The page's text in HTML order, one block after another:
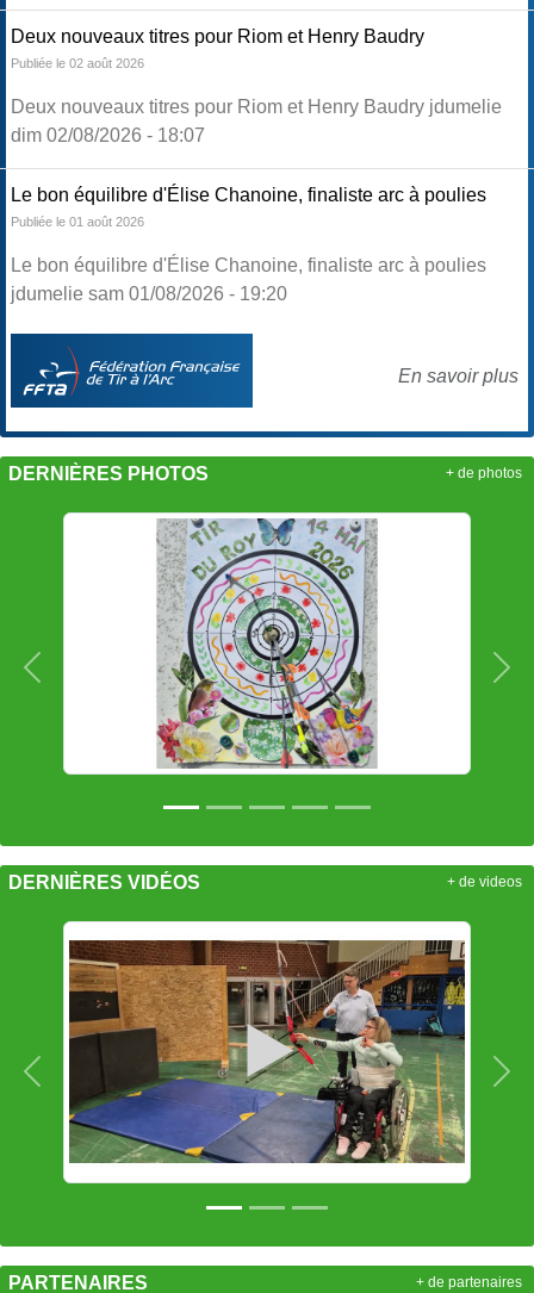
Deux nouveaux titres pour Riom et Henry Baudry
Publiée le 02 août 2026
Deux nouveaux titres pour Riom et Henry Baudry jdumelie
dim 02/08/2026 - 18:07
Le bon équilibre d'Élise Chanoine, finaliste arc à poulies
Publiée le 01 août 2026
Le bon équilibre d'Élise Chanoine, finaliste arc à poulies
jdumelie sam 01/08/2026 - 19:20
En savoir plus
DERNIÈRES PHOTOS
Précedent
+ de photos
DERNIÈRES VIDÉOS
Précedent
+ de videos
PARTENAIRES + de partenaires